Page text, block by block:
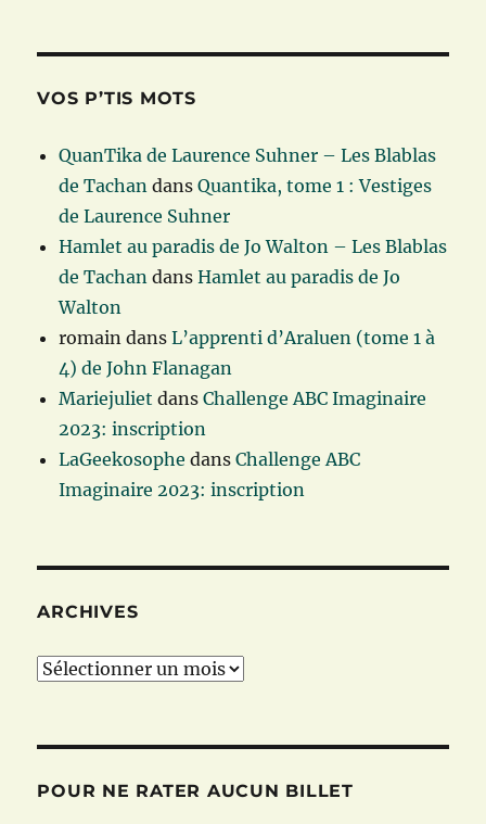
VOS P’TIS MOTS
QuanTika de Laurence Suhner – Les Blablas
de Tachan dansQuantika, tome 1 : Vestiges
de Laurence Suhner
Hamlet au paradis de Jo Walton – Les Blablas
de Tachan dansHamlet au paradis de Jo
Walton
romain dansL’apprenti d’Araluen (tome 1 à
4) de John Flanagan
Mariejuliet dansChallenge ABC Imaginaire
2023: inscription
LaGeekosophe dansChallenge ABC
Imaginaire 2023: inscription
ARCHIVES
Archives
POUR NE RATER AUCUN BILLET